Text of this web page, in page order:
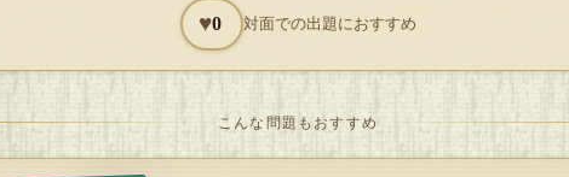
「ああ。何か最近皿割ったり、金切り声を上げたり……」
そう言って、夫は息を呑んだ。妻の目の色が変わったのだ。
思わず後ろに引いて、そして椅子ごと倒れた。
妻はワインのボトルを掴んで、ボトルを叩き割った。飛び散る硝子片と赤
切っ先を、動けない夫に向けて、妻はこう言った。
♥0 対面での出題におすすめ
こんな問題もおすすめ